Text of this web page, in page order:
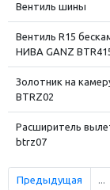
Вентиль шины
Вентиль R15
НИВА GANZ
Золотник на
BTRZ02
Расширитель
btrz07
Предыдущая